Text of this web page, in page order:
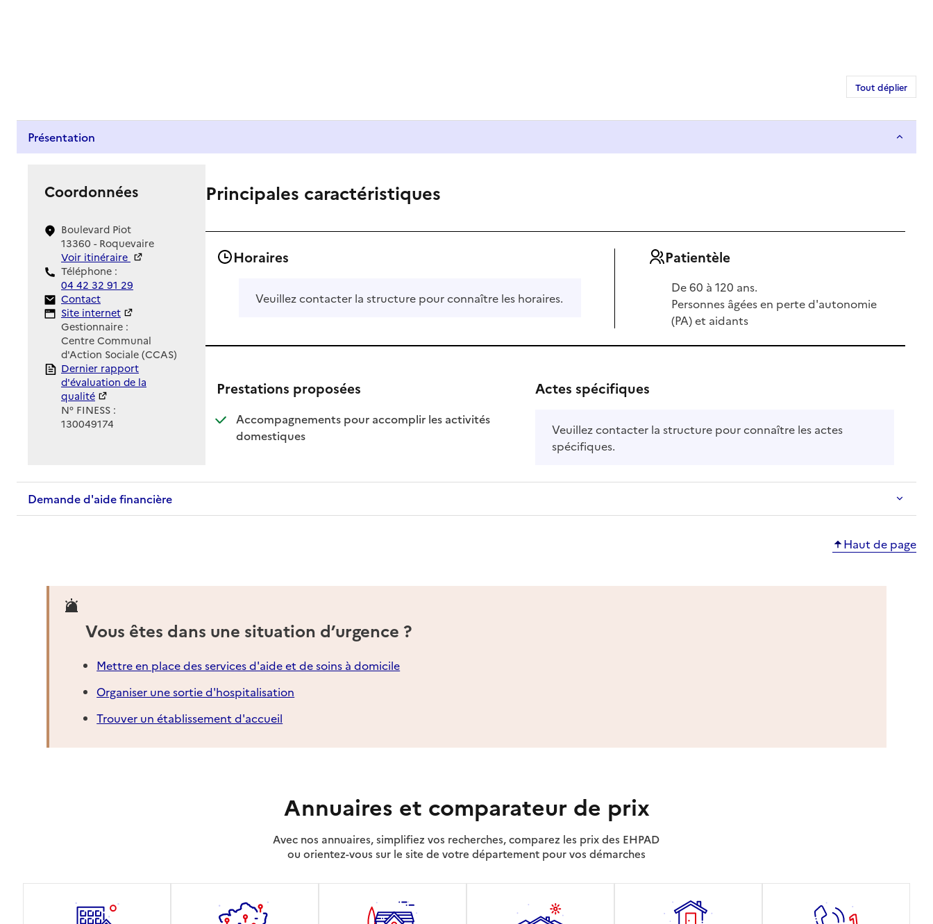
Tout déplier
Présentation
Coordonnées
Boulevard Piot
13360 - Roquevaire
Voir itinéraire
Téléphone :
04 42 32 91 29
Contact
Contact
Site Internet
Site internet
Gestionnaire :
Centre Communal
d'Action Sociale (CCAS)
Rapport HAS
Dernier rapport
d'évaluation de la
qualité
N° FINESS :
130049174
Principales caractéristiques
Horaires
Veuillez contacter la structure pour connaître les horaires.
Patientèle
De 60 à 120 ans.
Personnes âgées en perte d'autonomie
(PA) et aidants
Prestations proposées
Accompagnements pour accomplir les activités
domestiques: disponible
: non disponible
Actes spécifiques
Veuillez contacter la structure pour connaître les actes
spécifiques.
Demande d'aide financière
Haut de page
Vous êtes dans une situation d’urgence ?
Mettre en place des services d'aide et de soins à domicile
Organiser une sortie d'hospitalisation
Trouver un établissement d'accueil
Annuaires et comparateur de prix
Avec nos annuaires, simplifiez vos recherches, comparez les prix des EHPAD
ou orientez-vous sur le site de votre département pour vos démarches